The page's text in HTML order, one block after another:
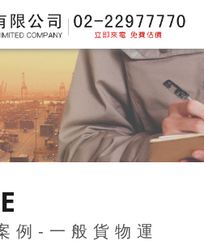
例-一般貨物運